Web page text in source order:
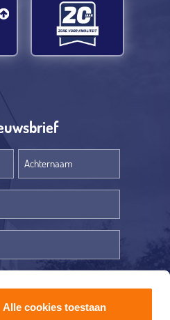
Alle cookies toestaan
Achternaam